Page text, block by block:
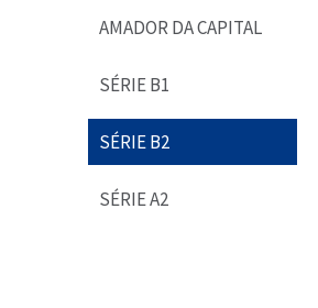
AMADOR DA CAPITAL
SÉRIE B1
SÉRIE B2
SÉRIE A2